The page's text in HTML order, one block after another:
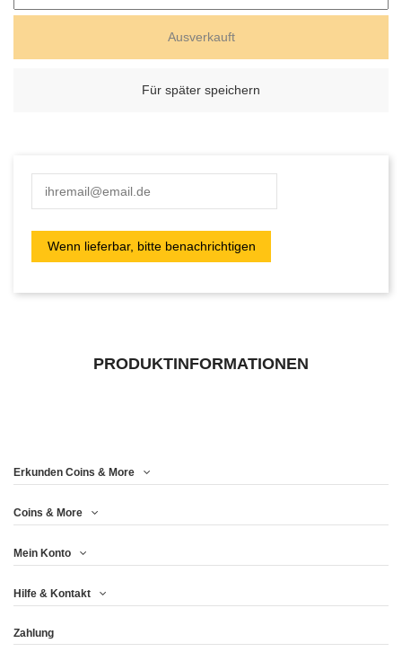
Ausverkauft
Für später speichern
PRODUKTINFORMATIONEN
Erkunden Coins & More
Coins & More
Mein Konto
Hilfe & Kontakt
Zahlung